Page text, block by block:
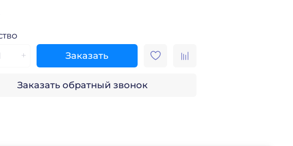
Заказать
Заказать обратный звонок